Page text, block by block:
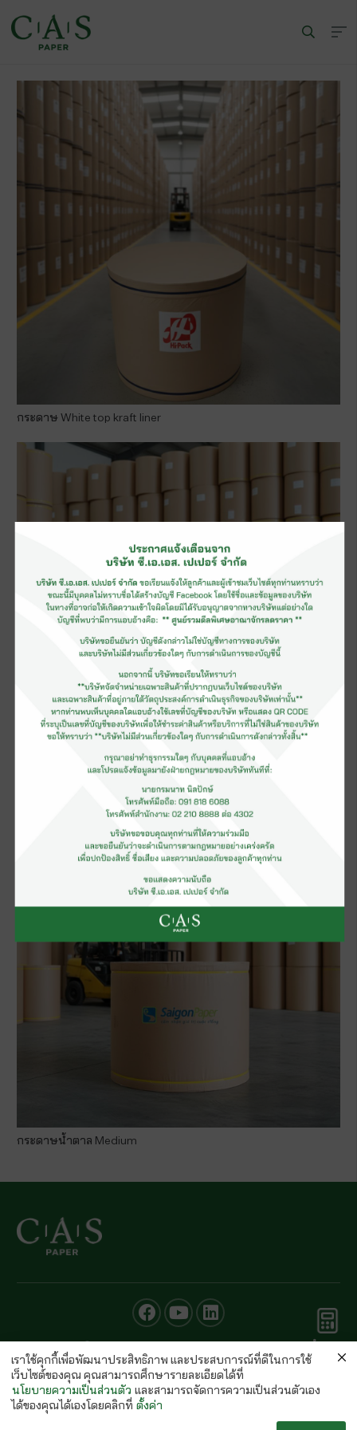
กระดาษ White top kraft liner
กระดาษน้ำตาล Medium
© CAS PAPER All rights Reserved
นโยบายคุ้มครองข้อมูลส่วนบุคคลของ (C.A.S. Privacy Policy)
พนักงานบริษัท
คำนวณ
กระดาษ
เราใช้คุกกี้เพื่อพัฒนาประสิทธิภาพ และประสบการณ์ที่ดีในการใช้
เว็บไซต์ของคุณ คุณสามารถศึกษารายละเอียดได้ที่
นโยบายความเป็นส่วนตัว และสามารถจัดการความเป็นส่วนตัวเอง
ได้ของคุณได้เองโดยคลิกที่ ตั้งค่า